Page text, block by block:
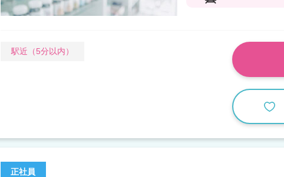
駅近（5分以内）
正社員